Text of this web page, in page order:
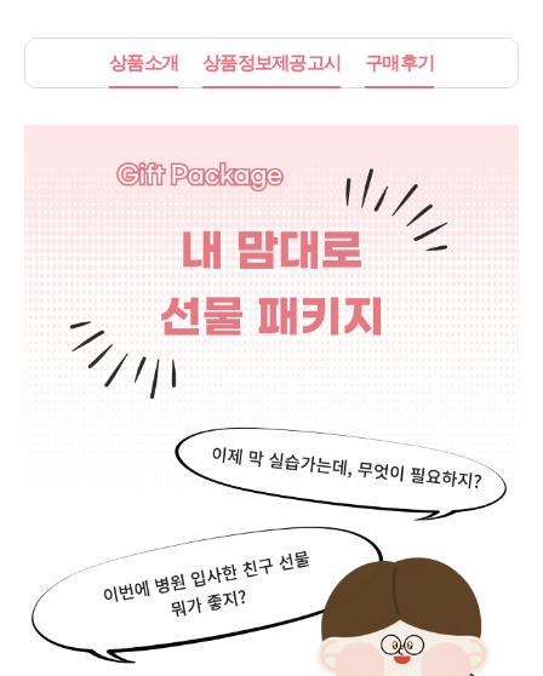
상품소개 상품정보제공고시 구매후기